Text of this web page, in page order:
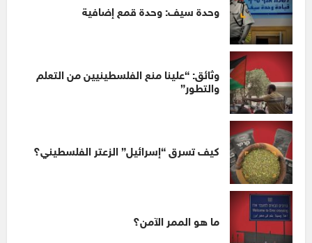
وحدة سيف: وحدة قمع إضافية
وثائق: “علينا منع الفلسطينيين من التعلم
والتطور”
كيف تسرق “إسرائيل” الزعتر الفلسطيني؟
ما هو الممر الآمن؟